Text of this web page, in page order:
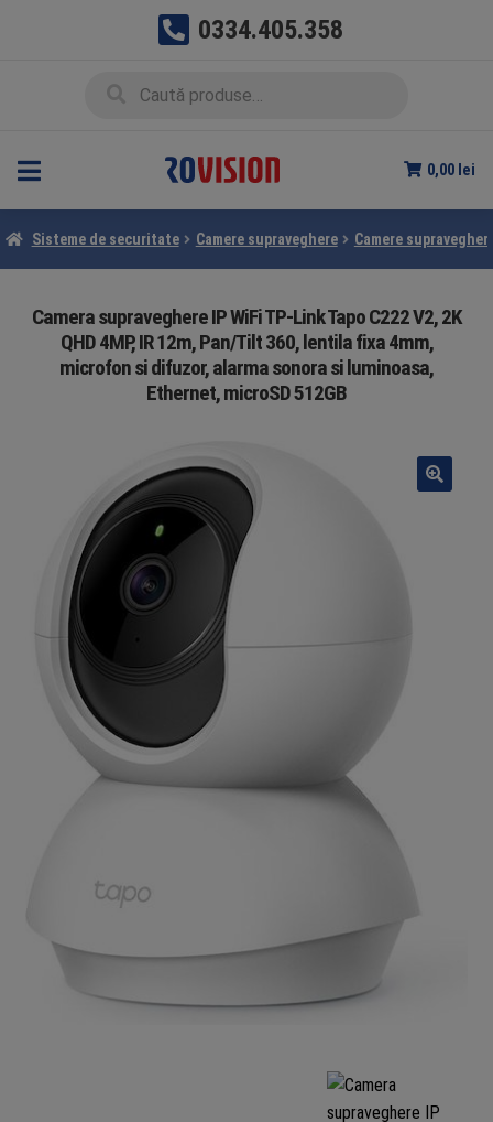
0334.405.358
0,00 lei
Sisteme de securitate Camere supraveghere Camere
Camera supraveghere IP WiFi TP-Link Tapo C222 V2, 2K
QHD 4MP, IR 12m, Pan/Tilt 360, lentila fixa 4mm,
microfon si difuzor, alarma sonora si luminoasa,
Ethernet, microSD 512GB